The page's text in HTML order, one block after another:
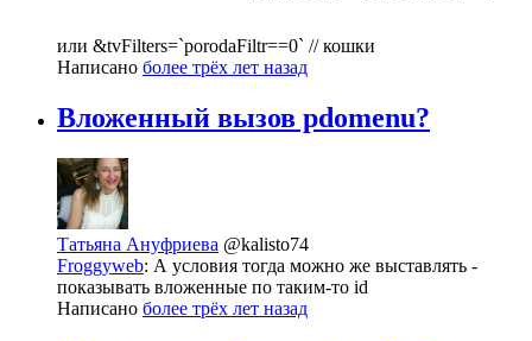
или &tvFilters=`porodaFiltr==0` // кошки
Написано более трёх лет назад
Вложенный вызов pdomenu?
Татьяна Ануфриева @kalisto74
Froggyweb: А условия тогда можно же выставлять -
показывать вложенные по таким-то id
Написано более трёх лет назад